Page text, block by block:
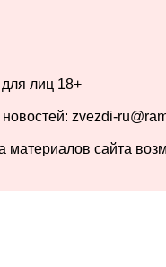
лиц 18+
zvezdi-
сайта